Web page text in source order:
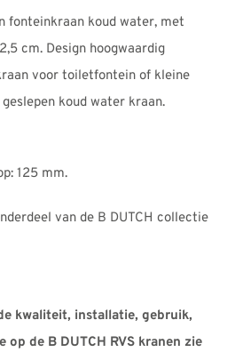
fonteinkraan koud water, met
cm. Design hoogwaardig
voor toiletfontein of kleine
koud water kraan.
125 mm.
van de B DUTCH collectie
kwaliteit, installatie, gebruik,
de B DUTCH RVS kranen zie